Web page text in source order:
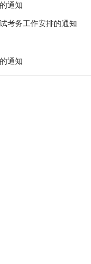
通知
考务工作安排的通知
通知